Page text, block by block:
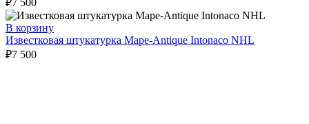
В корзину
Известковая штукатурка Mape-Antique Intonaco NHL
₽7 500